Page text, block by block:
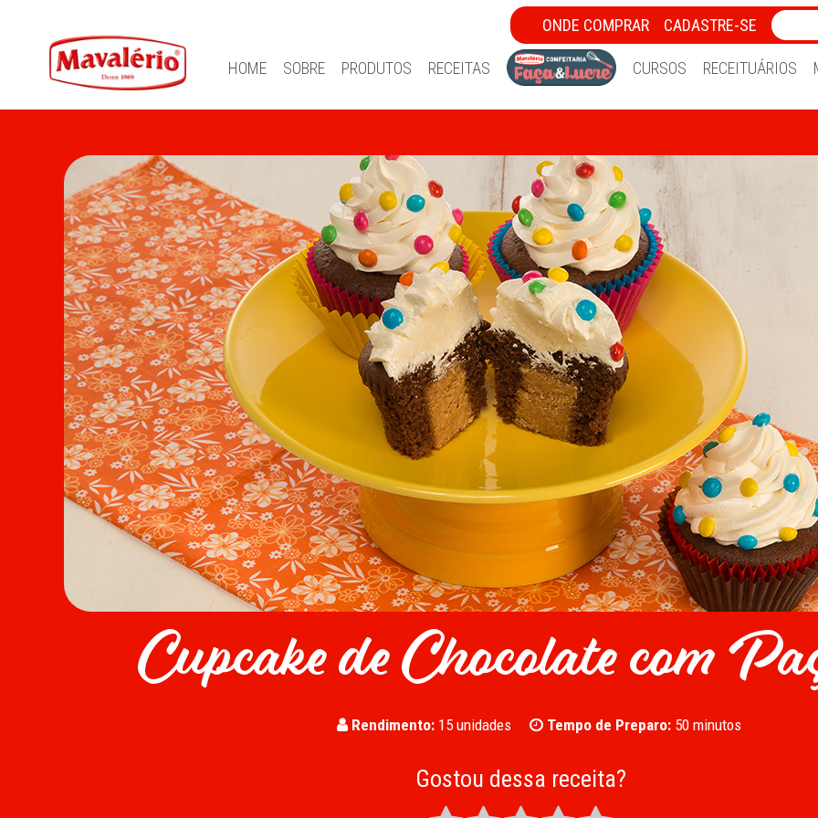
ONDE COMPRAR CADASTRE-SE
HOME SOBRE PRODUTOS RECEITAS CURSOS RECEITUÁRIOS
Cupcake de Chocolate com
Rendimento: 15 unidades Tempo de Preparo: 50 minutos
Gostou dessa receita?